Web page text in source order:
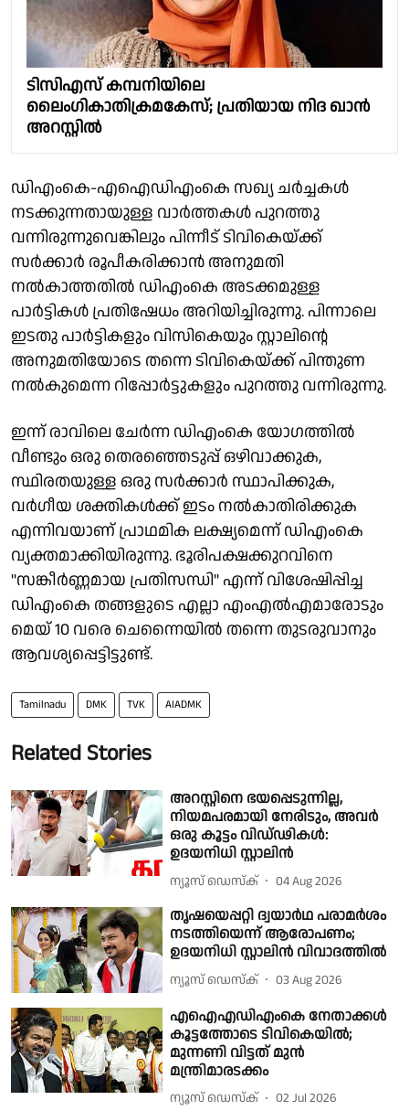
ടിസിഎസ് കമ്പനിയിലെ
ലൈംഗികാതിക്രമകേസ്; പ്രതിയായ നിദ ഖാന്‍
അറസ്റ്റില്‍
ഡിഎംകെ-എഐഡിഎംകെ സഖ്യ ചർച്ചകൾ
നടക്കുന്നതായുള്ള വാർത്തകൾ പുറത്തു
വന്നിരുന്നുവെങ്കിലും പിന്നീട് ടിവികെയ്ക്ക്
സർക്കാർ രൂപീകരിക്കാൻ അനുമതി
നൽകാത്തതിൽ ഡിഎംകെ അടക്കമുള്ള
പാർട്ടികൾ പ്രതിഷേധം അറിയിച്ചിരുന്നു. പിന്നാലെ
ഇടതു പാർട്ടികളും വിസികെയും സ്റ്റാലിൻ്റെ
അനുമതിയോടെ തന്നെ ടിവികെയ്ക്ക് പിന്തുണ
നൽകുമെന്ന റിപ്പോർട്ടുകളും പുറത്തു വന്നിരുന്നു.
ഇന്ന് രാവിലെ ചേർന്ന ഡിഎംകെ യോഗത്തിൽ
വീണ്ടും ഒരു തെരഞ്ഞെടുപ്പ് ഒഴിവാക്കുക,
സ്ഥിരതയുള്ള ഒരു സർക്കാർ സ്ഥാപിക്കുക,
വർഗീയ ശക്തികൾക്ക് ഇടം നൽകാതിരിക്കുക
എന്നിവയാണ് പ്രാഥമിക ലക്ഷ്യമെന്ന് ഡിഎംകെ
വ്യക്തമാക്കിയിരുന്നു. ഭൂരിപക്ഷക്കുറവിനെ
"സങ്കീർണ്ണമായ പ്രതിസന്ധി" എന്ന് വിശേഷിപ്പിച്ച
ഡിഎംകെ തങ്ങളുടെ എല്ലാ എംഎൽഎമാരോടും
മെയ് 10 വരെ ചെന്നൈയിൽ തന്നെ തുടരുവാനും
ആവശ്യപ്പെട്ടിട്ടുണ്ട്.
Tamilnadu DMK TVK AIADMK
Related Stories
അറസ്റ്റിനെ ഭയപ്പെടുന്നില്ല,
നിയമപരമായി നേരിടും, അവർ
ഒരു കൂട്ടം വിഡ്ഢികൾ:
ഉദയനിധി സ്റ്റാലിൻ
ന്യൂസ് ഡെസ്ക് 04 Aug 2026
തൃഷയെപ്പറ്റി ദ്വയാർഥ പരാമർശം
നടത്തിയെന്ന് ആരോപണം;
ഉദയനിധി സ്റ്റാലിൻ വിവാദത്തിൽ
ന്യൂസ് ഡെസ്ക് 03 Aug 2026
എഐഎഡിഎംകെ നേതാക്കൾ
കൂട്ടത്തോടെ ടിവികെയിൽ;
മുന്നണി വിട്ടത് മുൻ
മന്ത്രിമാരടക്കം
ന്യൂസ് ഡെസ്ക് 02 Jul 2026